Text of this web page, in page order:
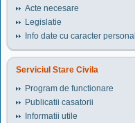
Acte necesare
Legislatie
Info date cu caracter personal
Serviciul Stare Civila
Program de functionare
Publicatii casatorii
Informatii utile